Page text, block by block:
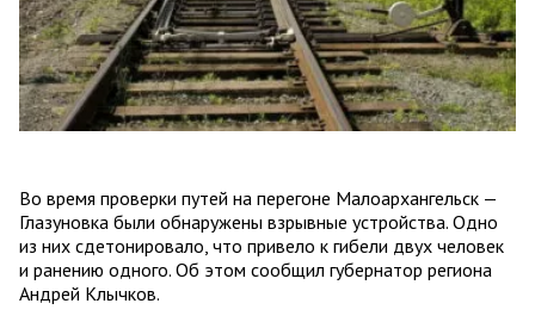
Во время проверки путей на перегоне Малоархангельск —
Глазуновка были обнаружены взрывные устройства. Одно
из них сдетонировало, что привело к гибели двух человек
и ранению одного. Об этом сообщил губернатор региона
Андрей Клычков.